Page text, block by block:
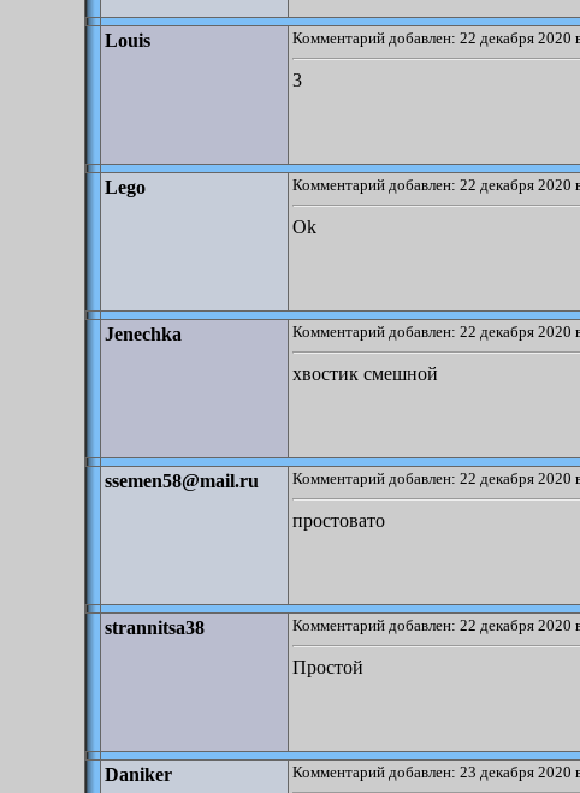
Louis Комментарий добавлен: 22 декабря 2020
3
Lego Комментарий добавлен: 22 декабря 2020
Ok
Jenechka Комментарий добавлен: 22 декабря 2020
хвостик смешной
ssemen58@mail.ru Комментарий добавлен: 22 декабря 2020
простовато
strannitsa38 Комментарий добавлен: 22 декабря 2020
Простой
Daniker Комментарий добавлен: 23 декабря 2020